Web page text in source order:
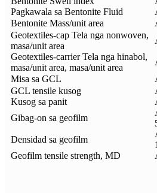
Pagkawala sa Bentonite Fluid
Bentonite Mass/unit area
Geotextiles-cap Tela nga nonwoven,
masa/unit area
Geotextiles-carrier Tela nga hinabol,
masa/unit area, masa/unit area
Misa sa GCL
GCL tensile kusog
Kusog sa panit
Gibag-on sa geofilm
Densidad sa geofilm
Geofilm tensile strength, MD